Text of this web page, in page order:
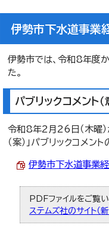
伊勢市下水道事業経
伊勢市では、令和8年度
た。
パブリックコメント
令和8年2月26日（木曜）
（案）」パブリックコメン
伊勢市下水道事業
PDFファイルをご覧
ステムズ社のサイト（